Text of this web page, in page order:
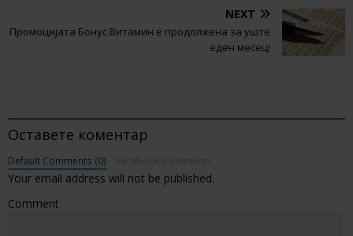
NEXT
Промоцијата Бонус Витамин е продолжена за уште
еден месец!
Оставете коментар
Default Comments (0)
Your email address will not be published.
Comment